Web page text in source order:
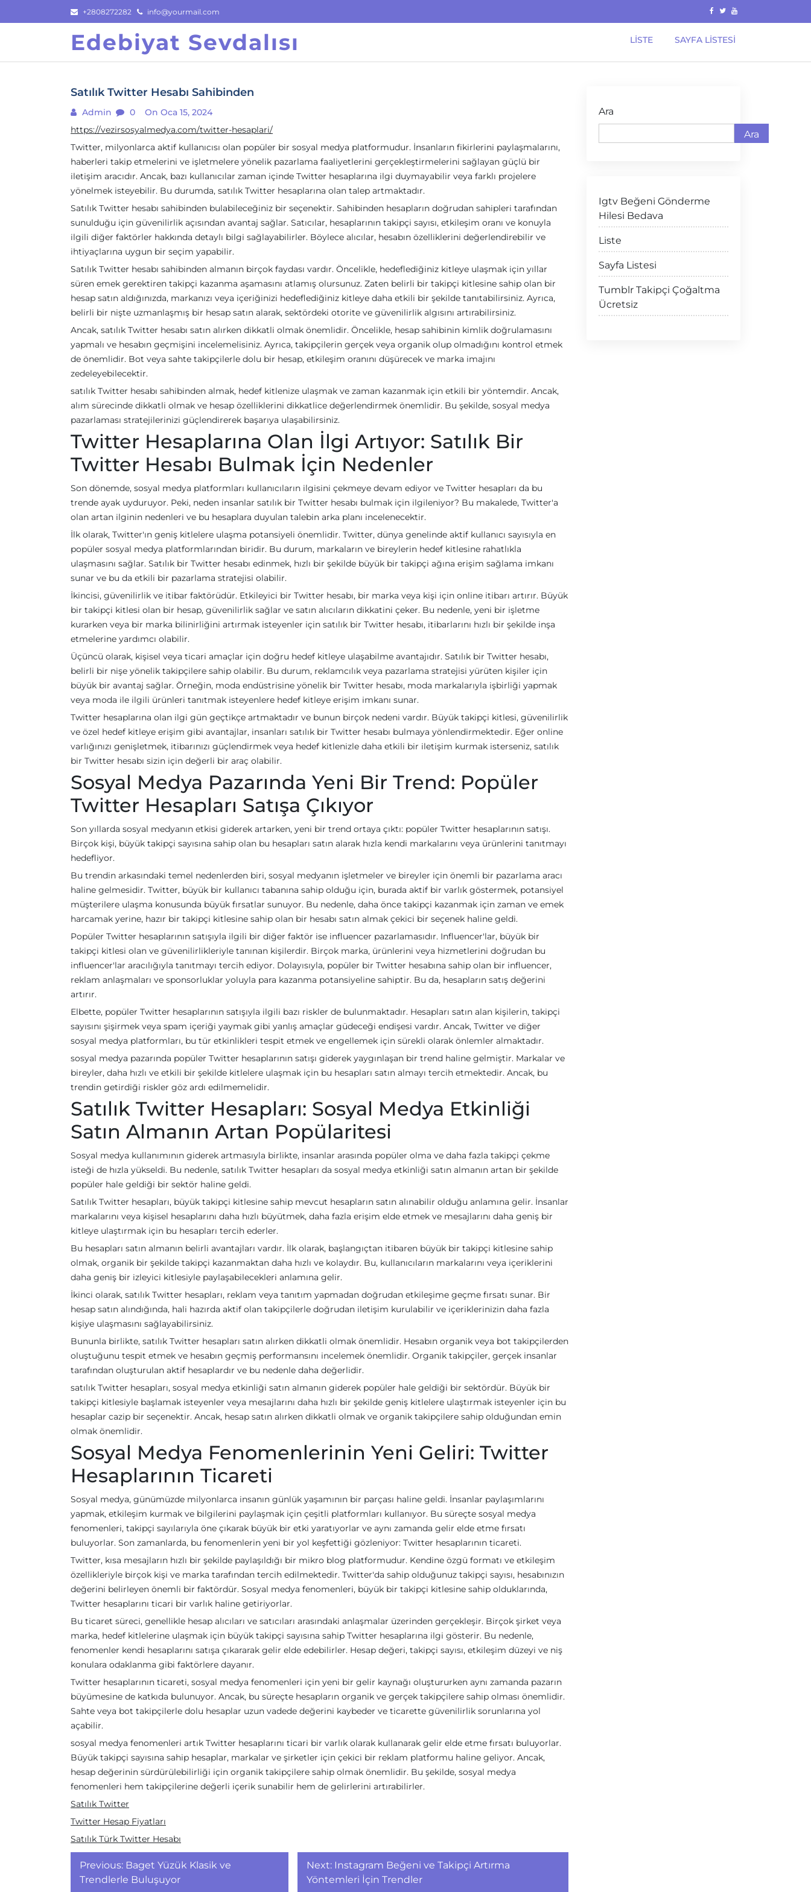
to
+2808272282 info@yourmail.com
Edebiyat Sevdalısı LISTE SAYFA LISTESI
Satılık Twitter Hesabı Sahibinden
Admin 0
On Oca 15, 2024
https://vezirsosyalmedya.com/twitter-hesaplari/
Twitter, milyonlarca aktif kullanıcısı olan popüler bir sosyal medya platformudur. İnsanların fikirlerini paylaşmalarını,
haberleri takip etmelerini ve işletmelere yönelik pazarlama faaliyetlerini gerçekleştirmelerini sağlayan güçlü bir
iletişim aracıdır. Ancak, bazı kullanıcılar zaman içinde Twitter hesaplarına ilgi duymayabilir veya farklı projelere
yönelmek isteyebilir. Bu durumda, satılık Twitter hesaplarına olan talep artmaktadır.
Satılık Twitter hesabı sahibinden bulabileceğiniz bir seçenektir. Sahibinden hesapların doğrudan sahipleri tarafından
sunulduğu için güvenilirlik açısından avantaj sağlar. Satıcılar, hesaplarının takipçi sayısı, etkileşim oranı ve konuyla
ilgili diğer faktörler hakkında detaylı bilgi sağlayabilirler. Böylece alıcılar, hesabın özelliklerini değerlendirebilir ve
ihtiyaçlarına uygun bir seçim yapabilir.
Satılık Twitter hesabı sahibinden almanın birçok faydası vardır. Öncelikle, hedeflediğiniz kitleye ulaşmak için yıllar
süren emek gerektiren takipçi kazanma aşamasını atlamış olursunuz. Zaten belirli bir takipçi kitlesine sahip olan bir
hesap satın aldığınızda, markanızı veya içeriğinizi hedeflediğiniz kitleye daha etkili bir şekilde tanıtabilirsiniz. Ayrıca,
belirli bir nişte uzmanlaşmış bir hesap satın alarak, sektördeki otorite ve güvenilirlik algısını artırabilirsiniz.
Ancak, satılık Twitter hesabı satın alırken dikkatli olmak önemlidir. Öncelikle, hesap sahibinin kimlik doğrulamasını
yapmalı ve hesabın geçmişini incelemelisiniz. Ayrıca, takipçilerin gerçek veya organik olup olmadığını kontrol etmek
de önemlidir. Bot veya sahte takipçilerle dolu bir hesap, etkileşim oranını düşürecek ve marka imajını
zedeleyebilecektir.
satılık Twitter hesabı sahibinden almak, hedef kitlenize ulaşmak ve zaman kazanmak için etkili bir yöntemdir. Ancak,
alım sürecinde dikkatli olmak ve hesap özelliklerini dikkatlice değerlendirmek önemlidir. Bu şekilde, sosyal medya
pazarlaması stratejilerinizi güçlendirerek başarıya ulaşabilirsiniz.
Twitter Hesaplarına Olan İlgi Artıyor: Satılık Bir
Twitter Hesabı Bulmak İçin Nedenler
Son dönemde, sosyal medya platformları kullanıcıların ilgisini çekmeye devam ediyor ve Twitter hesapları da bu
trende ayak uyduruyor. Peki, neden insanlar satılık bir Twitter hesabı bulmak için ilgileniyor? Bu makalede, Twitter'a
olan artan ilginin nedenleri ve bu hesaplara duyulan talebin arka planı incelenecektir.
İlk olarak, Twitter'ın geniş kitlelere ulaşma potansiyeli önemlidir. Twitter, dünya genelinde aktif kullanıcı sayısıyla en
popüler sosyal medya platformlarından biridir. Bu durum, markaların ve bireylerin hedef kitlesine rahatlıkla
ulaşmasını sağlar. Satılık bir Twitter hesabı edinmek, hızlı bir şekilde büyük bir takipçi ağına erişim sağlama imkanı
sunar ve bu da etkili bir pazarlama stratejisi olabilir.
İkincisi, güvenilirlik ve itibar faktörüdür. Etkileyici bir Twitter hesabı, bir marka veya kişi için online itibarı artırır. Büyük
bir takipçi kitlesi olan bir hesap, güvenilirlik sağlar ve satın alıcıların dikkatini çeker. Bu nedenle, yeni bir işletme
kurarken veya bir marka bilinirliğini artırmak isteyenler için satılık bir Twitter hesabı, itibarlarını hızlı bir şekilde inşa
etmelerine yardımcı olabilir.
Üçüncü olarak, kişisel veya ticari amaçlar için doğru hedef kitleye ulaşabilme avantajıdır. Satılık bir Twitter hesabı,
belirli bir nişe yönelik takipçilere sahip olabilir. Bu durum, reklamcılık veya pazarlama stratejisi yürüten kişiler için
büyük bir avantaj sağlar. Örneğin, moda endüstrisine yönelik bir Twitter hesabı, moda markalarıyla işbirliği yapmak
veya moda ile ilgili ürünleri tanıtmak isteyenlere hedef kitleye erişim imkanı sunar.
Twitter hesaplarına olan ilgi gün geçtikçe artmaktadır ve bunun birçok nedeni vardır. Büyük takipçi kitlesi, güvenilirlik
ve özel hedef kitleye erişim gibi avantajlar, insanları satılık bir Twitter hesabı bulmaya yönlendirmektedir. Eğer online
varlığınızı genişletmek, itibarınızı güçlendirmek veya hedef kitlenizle daha etkili bir iletişim kurmak isterseniz, satılık
bir Twitter hesabı sizin için değerli bir araç olabilir.
Sosyal Medya Pazarında Yeni Bir Trend: Popüler
Twitter Hesapları Satışa Çıkıyor
Son yıllarda sosyal medyanın etkisi giderek artarken, yeni bir trend ortaya çıktı: popüler Twitter hesaplarının satışı.
Birçok kişi, büyük takipçi sayısına sahip olan bu hesapları satın alarak hızla kendi markalarını veya ürünlerini tanıtmayı
hedefliyor.
Bu trendin arkasındaki temel nedenlerden biri, sosyal medyanın işletmeler ve bireyler için önemli bir pazarlama aracı
haline gelmesidir. Twitter, büyük bir kullanıcı tabanına sahip olduğu için, burada aktif bir varlık göstermek, potansiyel
müşterilere ulaşma konusunda büyük fırsatlar sunuyor. Bu nedenle, daha önce takipçi kazanmak için zaman ve emek
harcamak yerine, hazır bir takipçi kitlesine sahip olan bir hesabı satın almak çekici bir seçenek haline geldi.
Popüler Twitter hesaplarının satışıyla ilgili bir diğer faktör ise influencer pazarlamasıdır. Influencer'lar, büyük bir
takipçi kitlesi olan ve güvenilirlikleriyle tanınan kişilerdir. Birçok marka, ürünlerini veya hizmetlerini doğrudan bu
influencer'lar aracılığıyla tanıtmayı tercih ediyor. Dolayısıyla, popüler bir Twitter hesabına sahip olan bir influencer,
reklam anlaşmaları ve sponsorluklar yoluyla para kazanma potansiyeline sahiptir. Bu da, hesapların satış değerini
artırır.
Elbette, popüler Twitter hesaplarının satışıyla ilgili bazı riskler de bulunmaktadır. Hesapları satın alan kişilerin, takipçi
sayısını şişirmek veya spam içeriği yaymak gibi yanlış amaçlar güdeceği endişesi vardır. Ancak, Twitter ve diğer
sosyal medya platformları, bu tür etkinlikleri tespit etmek ve engellemek için sürekli olarak önlemler almaktadır.
sosyal medya pazarında popüler Twitter hesaplarının satışı giderek yaygınlaşan bir trend haline gelmiştir. Markalar ve
bireyler, daha hızlı ve etkili bir şekilde kitlelere ulaşmak için bu hesapları satın almayı tercih etmektedir. Ancak, bu
trendin getirdiği riskler göz ardı edilmemelidir.
Satılık Twitter Hesapları: Sosyal Medya Etkinliği
Satın Almanın Artan Popülaritesi
Sosyal medya kullanımının giderek artmasıyla birlikte, insanlar arasında popüler olma ve daha fazla takipçi çekme
isteği de hızla yükseldi. Bu nedenle, satılık Twitter hesapları da sosyal medya etkinliği satın almanın artan bir şekilde
popüler hale geldiği bir sektör haline geldi.
Satılık Twitter hesapları, büyük takipçi kitlesine sahip mevcut hesapların satın alınabilir olduğu anlamına gelir. İnsanlar
markalarını veya kişisel hesaplarını daha hızlı büyütmek, daha fazla erişim elde etmek ve mesajlarını daha geniş bir
kitleye ulaştırmak için bu hesapları tercih ederler.
Bu hesapları satın almanın belirli avantajları vardır. İlk olarak, başlangıçtan itibaren büyük bir takipçi kitlesine sahip
olmak, organik bir şekilde takipçi kazanmaktan daha hızlı ve kolaydır. Bu, kullanıcıların markalarını veya içeriklerini
daha geniş bir izleyici kitlesiyle paylaşabilecekleri anlamına gelir.
İkinci olarak, satılık Twitter hesapları, reklam veya tanıtım yapmadan doğrudan etkileşime geçme fırsatı sunar. Bir
hesap satın alındığında, hali hazırda aktif olan takipçilerle doğrudan iletişim kurulabilir ve içeriklerinizin daha fazla
kişiye ulaşmasını sağlayabilirsiniz.
Bununla birlikte, satılık Twitter hesapları satın alırken dikkatli olmak önemlidir. Hesabın organik veya bot takipçilerden
oluştuğunu tespit etmek ve hesabın geçmiş performansını incelemek önemlidir. Organik takipçiler, gerçek insanlar
tarafından oluşturulan aktif hesaplardır ve bu nedenle daha değerlidir.
satılık Twitter hesapları, sosyal medya etkinliği satın almanın giderek popüler hale geldiği bir sektördür. Büyük bir
takipçi kitlesiyle başlamak isteyenler veya mesajlarını daha hızlı bir şekilde geniş kitlelere ulaştırmak isteyenler için bu
hesaplar cazip bir seçenektir. Ancak, hesap satın alırken dikkatli olmak ve organik takipçilere sahip olduğundan emin
olmak önemlidir.
Sosyal Medya Fenomenlerinin Yeni Geliri: Twitter
Hesaplarının Ticareti
Sosyal medya, günümüzde milyonlarca insanın günlük yaşamının bir parçası haline geldi. İnsanlar paylaşımlarını
yapmak, etkileşim kurmak ve bilgilerini paylaşmak için çeşitli platformları kullanıyor. Bu süreçte sosyal medya
fenomenleri, takipçi sayılarıyla öne çıkarak büyük bir etki yaratıyorlar ve aynı zamanda gelir elde etme fırsatı
buluyorlar. Son zamanlarda, bu fenomenlerin yeni bir yol keşfettiği gözleniyor: Twitter hesaplarının ticareti.
Twitter, kısa mesajların hızlı bir şekilde paylaşıldığı bir mikro blog platformudur. Kendine özgü formatı ve etkileşim
özellikleriyle birçok kişi ve marka tarafından tercih edilmektedir. Twitter'da sahip olduğunuz takipçi sayısı, hesabınızın
değerini belirleyen önemli bir faktördür. Sosyal medya fenomenleri, büyük bir takipçi kitlesine sahip olduklarında,
Twitter hesaplarını ticari bir varlık haline getiriyorlar.
Bu ticaret süreci, genellikle hesap alıcıları ve satıcıları arasındaki anlaşmalar üzerinden gerçekleşir. Birçok şirket veya
marka, hedef kitlelerine ulaşmak için büyük takipçi sayısına sahip Twitter hesaplarına ilgi gösterir. Bu nedenle,
fenomenler kendi hesaplarını satışa çıkararak gelir elde edebilirler. Hesap değeri, takipçi sayısı, etkileşim düzeyi ve niş
konulara odaklanma gibi faktörlere dayanır.
Twitter hesaplarının ticareti, sosyal medya fenomenleri için yeni bir gelir kaynağı oluştururken aynı zamanda pazarın
büyümesine de katkıda bulunuyor. Ancak, bu süreçte hesapların organik ve gerçek takipçilere sahip olması önemlidir.
Sahte veya bot takipçilerle dolu hesaplar uzun vadede değerini kaybeder ve ticarette güvenilirlik sorunlarına yol
açabilir.
sosyal medya fenomenleri artık Twitter hesaplarını ticari bir varlık olarak kullanarak gelir elde etme fırsatı buluyorlar.
Büyük takipçi sayısına sahip hesaplar, markalar ve şirketler için çekici bir reklam platformu haline geliyor. Ancak,
hesap değerinin sürdürülebilirliği için organik takipçilere sahip olmak önemlidir. Bu şekilde, sosyal medya
fenomenleri hem takipçilerine değerli içerik sunabilir hem de gelirlerini artırabilirler.
Satılık Twitter
Twitter Hesap Fiyatları
Satılık Türk Twitter Hesabı
Yazı
gezinmesi
Previous: Baget Yüzük Klasik ve
Trendlerle Buluşuyor
Next: Instagram Beğeni ve Takipçi Artırma
Yöntemleri İçin Trendler
Ara
Ara
Igtv Beğeni Gönderme
Hilesi Bedava
Liste
Sayfa Listesi
Tumblr Takipçi Çoğaltma
Ücretsiz